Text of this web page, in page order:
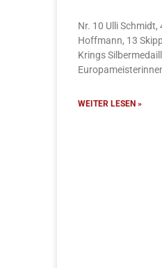
Nr. 10 Ulli Schmidt,
Hoffmann, 13
Krings
WEITER LESEN »